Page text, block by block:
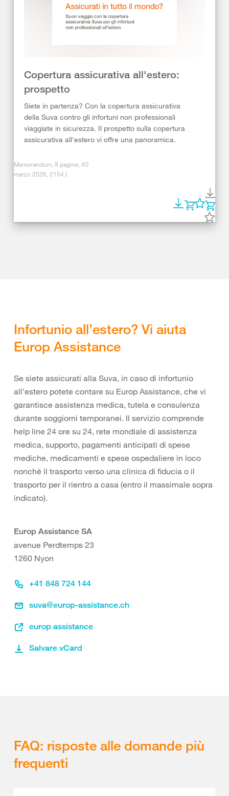
Copertura assicurativa all'estero:
prospetto
Siete in partenza? Con la copertura assicurativa
della Suva contro gli infortuni non professionali
viaggiate in sicurezza. Il prospetto sulla copertura
assicurativa all'estero vi offre una panoramica.
Memorandum, 8 pagine, A5
marzo 2026, 2154.I
Infortunio all’estero? Vi aiuta
Europ Assistance
Se siete assicurati alla Suva, in caso di infortunio
all’estero potete contare su Europ Assistance, che vi
garantisce assistenza medica, tutela e consulenza
durante soggiorni temporanei. Il servizio comprende
help line 24 ore su 24, rete mondiale di assistenza
medica, supporto, pagamenti anticipati di spese
mediche, medicamenti e spese ospedaliere in loco
nonché il trasporto verso una clinica di fiducia o il
trasporto per il rientro a casa (entro il massimale sopra
indicato).
Europ Assistance SA
avenue Perdtemps 23
1260 Nyon
+41 848 724 144
suva@europ-assistance.ch
europ assistance
Salvare vCard
FAQ: risposte alle domande più
frequenti